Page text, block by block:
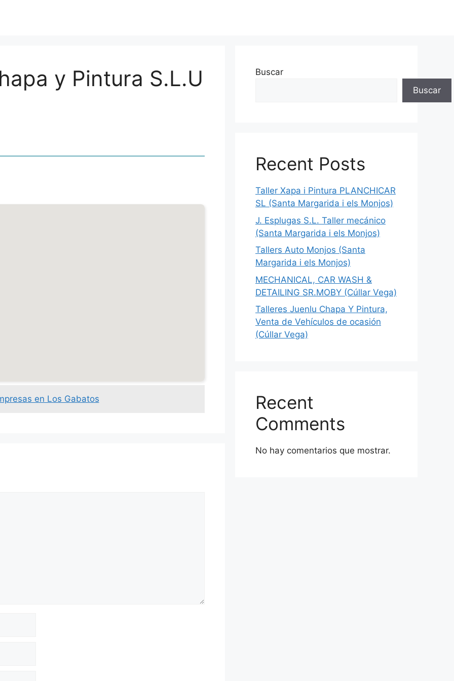
y Pintura S.L.U
en Los Gabatos
Buscar
Buscar
Recent Posts
Taller Xapa i Pintura PLANCHICAR
SL (Santa Margarida i els Monjos)
J. Esplugas S.L. Taller mecánico
(Santa Margarida i els Monjos)
Tallers Auto Monjos (Santa
Margarida i els Monjos)
MECHANICAL, CAR WASH &
DETAILING SR.MOBY (Cúllar Vega)
Talleres Juenlu Chapa Y Pintura,
Venta de Vehículos de ocasión
(Cúllar Vega)
Recent
Comments
No hay comentarios que mostrar.